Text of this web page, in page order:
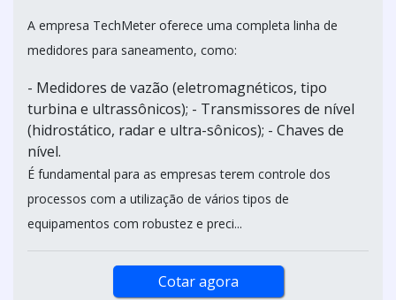
A empresa TechMeter oferece uma completa linha de
medidores para saneamento, como:
- Medidores de vazão (eletromagnéticos, tipo
turbina e ultrassônicos); - Transmissores de nível
(hidrostático, radar e ultra-sônicos); - Chaves de
nível.
É fundamental para as empresas terem controle dos
processos com a utilização de vários tipos de
equipamentos com robustez e preci...
Cotar agora